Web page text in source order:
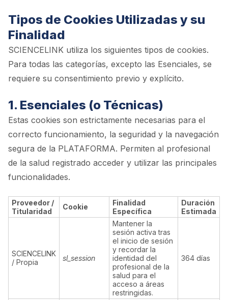
Tipos de Cookies Utilizadas y su
Finalidad
SCIENCELINK utiliza los siguientes tipos de cookies.
Para todas las categorías, excepto las Esenciales, se
requiere su consentimiento previo y explícito.
1. Esenciales (o Técnicas)
Estas cookies son estrictamente necesarias para el
correcto funcionamiento, la seguridad y la navegación
segura de la PLATAFORMA. Permiten al profesional
de la salud registrado acceder y utilizar las principales
funcionalidades.
Proveedor /
Titularidad
Cookie
Finalidad
Específica
Duración
Estimada
SCIENCELINK
/ Propia
sl_session
Mantener la
sesión activa tras
el inicio de sesión
y recordar la
identidad del
profesional de la
salud para el
acceso a áreas
restringidas.
364 días